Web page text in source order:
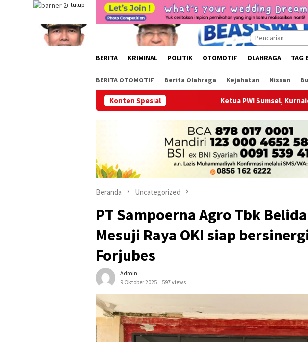
tutup
BERITA KRIMINAL POLITIK OTOMOTIF OLAHRAGA TAG
BERITA OTOMOTIF Berita Olahraga Kejahatan Nissan
Konten SpesialKetua PWI Sumsel, Kurnaidi Larang Larang
Beranda Uncategorized
PT Sampoerna Agro Tbk
Mesuji Raya OKI siap
Forjubes
Admin
9 Oktober 2025
597 views